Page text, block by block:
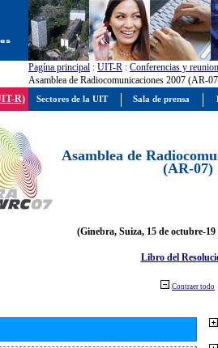
Pagína principal : UIT-R : Conferencias y
Asamblea de Radiocomunicaciones 2007 (AR-
R)
Asamblea de
(AR-07)
(Ginebra, Suiza, 15 de octubre-19
Libro del
Contraer todo
Sectores de la UIT Sala de prensa